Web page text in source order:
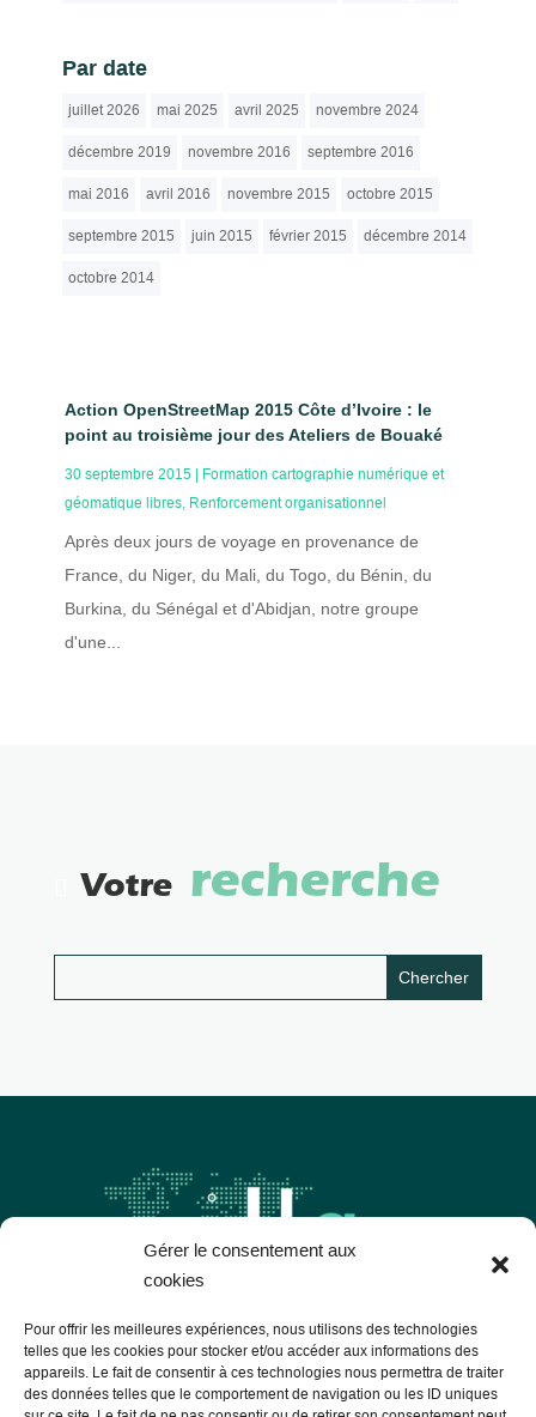
Gérer le consentement aux
cookies
Pour offrir les meilleures expériences, nous utilisons des technologies
telles que les cookies pour stocker et/ou accéder aux informations des
appareils. Le fait de consentir à ces technologies nous permettra de traiter
des données telles que le comportement de navigation ou les ID uniques
Par date
juillet 2026 mai 2025 avril 2025 novembre 2024
décembre 2019 novembre 2016 septembre 2016
mai 2016 avril 2016 novembre 2015 octobre 2015
septembre 2015 juin 2015 février 2015 décembre 2014
octobre 2014
Action OpenStreetMap 2015 Côte d’Ivoire : le
point au troisième jour des Ateliers de Bouaké
30 septembre 2015
Formation cartographie numérique et
géomatique libres, Renforcement organisationnel
Après deux jours de voyage en provenance de
France, du Niger, du Mali, du Togo, du Bénin, du
Burkina, du Sénégal et d'Abidjan, notre groupe
d'une...
Votrerecherche
Les Libres Géographes